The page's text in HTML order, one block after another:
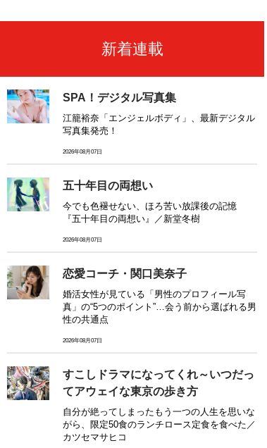
新着連載
SPA！デジタル写真集
江籠裕奈「エンジェルボディ」、最新デジタル
写真集発売！
2026年08月07日
五十年目の両想い
今でも色褪せない、ほろ苦い放課後の記憶
『五十年目の両想い』／新堂冬樹
2026年08月07日
恋愛コーチ・関口美奈子
婚活女性が見ている「男性のプロフィール写
真」の“5つのポイント”…会う前から選ばれる男
性の共通点
2026年08月07日
すこしドラマになってくれ～いつだっ
てアウェイな東京の歩き方
自分が絶ってしまったもう一つの人生を思いな
がら、限定50食のランチロース定食を食べた／
カツセマサヒコ